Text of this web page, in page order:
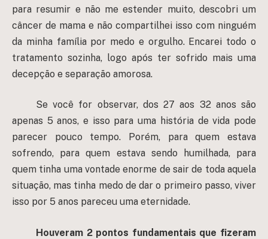
para resumir e não me estender muito, descobri um
câncer de mama e não compartilhei isso com ninguém
da minha família por medo e orgulho. Encarei todo o
tratamento sozinha, logo após ter sofrido mais uma
decepção e separação amorosa.
Se você for observar, dos 27 aos 32 anos são
apenas 5 anos, e isso para uma história de vida pode
parecer pouco tempo. Porém, para quem estava
sofrendo, para quem estava sendo humilhada, para
quem tinha uma vontade enorme de sair de toda aquela
situação, mas tinha medo de dar o primeiro passo, viver
isso por 5 anos pareceu uma eternidade.
Houveram 2 pontos fundamentais que fizeram